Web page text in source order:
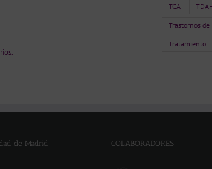
TCA
Trastornos
Tratamiento
de Madrid COLABORADORES